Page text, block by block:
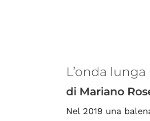
L’onda lunga
di Mariano
Nel 2019 una